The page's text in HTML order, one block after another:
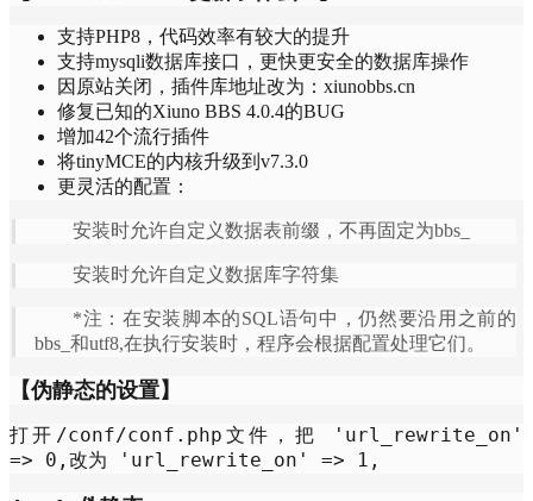
支持PHP8，代码效率有较大的提升
支持mysqli数据库接口，更快更安全的数据库操作
因原站关闭，插件库地址改为：xiunobbs.cn
修复已知的Xiuno BBS 4.0.4的BUG
增加42个流行插件
将tinyMCE的内核升级到v7.3.0
更灵活的配置：
安装时允许自定义数据表前缀，不再固定为bbs_
安装时允许自定义数据库字符集
*注：在安装脚本的SQL语句中，仍然要沿用之前的
bbs_和utf8,在执行安装时，程序会根据配置处理它们。
【伪静态的设置】
打开 /conf/conf.php 文件，把
'url_rewrite_on'
=> 0, 改为 'url_rewrite_on' => 1,